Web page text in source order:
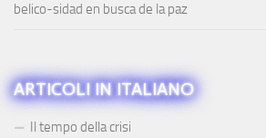
belico-sidad en busca de la paz
ARTICOLI IN ITALIANO
Il tempo della crisi